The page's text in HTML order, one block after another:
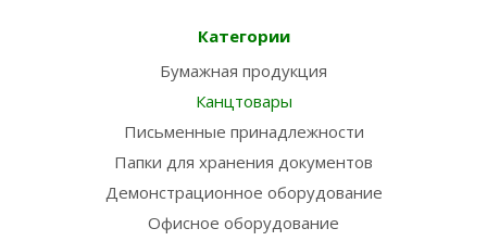
Категории
Бумажная продукция
Канцтовары
Письменные принадлежности
Папки для хранения документов
Демонстрационное оборудование
Офисное оборудование